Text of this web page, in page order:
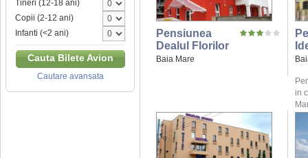
Tineri (12-18 ani)
Copii (2-12 ani)
Infanti (<2 ani)
Cauta Bilete Avion
Cautare avansata
Pensiunea
Dealul Florilor
Baia Mare
in